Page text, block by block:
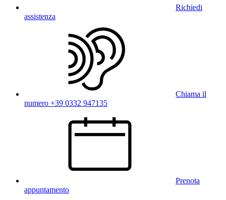
Richiedi
assistenza
Chiama il
numero +39 0332 947135
Prenota
appuntamento